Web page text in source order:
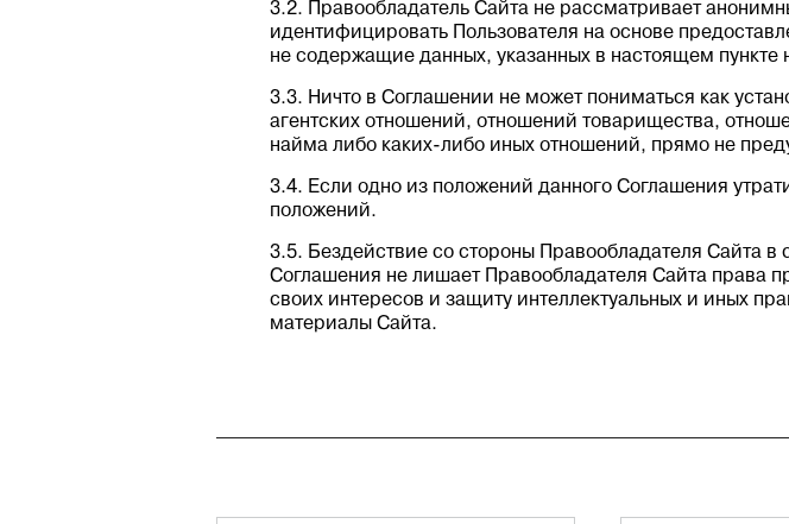
3.2. Правообладатель Сайта не рассматривает
идентифицировать Пользователя на основе
не содержащие данных, указанных в настоящем пункте
3.3. Ничто в Соглашении не может пониматься как
агентских отношений, отношений товарищества,
найма либо каких-либо иных отношений, прямо не
3.4. Если одно из положений данного Соглашения
положений.
3.5. Бездействие со стороны Правообладателя Сайта
Соглашения не лишает Правообладателя Сайта права
своих интересов и защиту интеллектуальных и иных
материалы Сайта.